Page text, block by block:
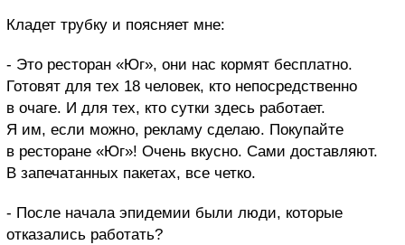
Кладет трубку и поясняет мне:
- Это ресторан «Юг», они нас кормят бесплатно.
Готовят для тех 18 человек, кто непосредственно
в очаге. И для тех, кто сутки здесь работает.
Я им, если можно, рекламу сделаю. Покупайте
в ресторане «Юг»! Очень вкусно. Сами доставляют.
В запечатанных пакетах, все четко.
- После начала эпидемии были люди, которые
отказались работать?